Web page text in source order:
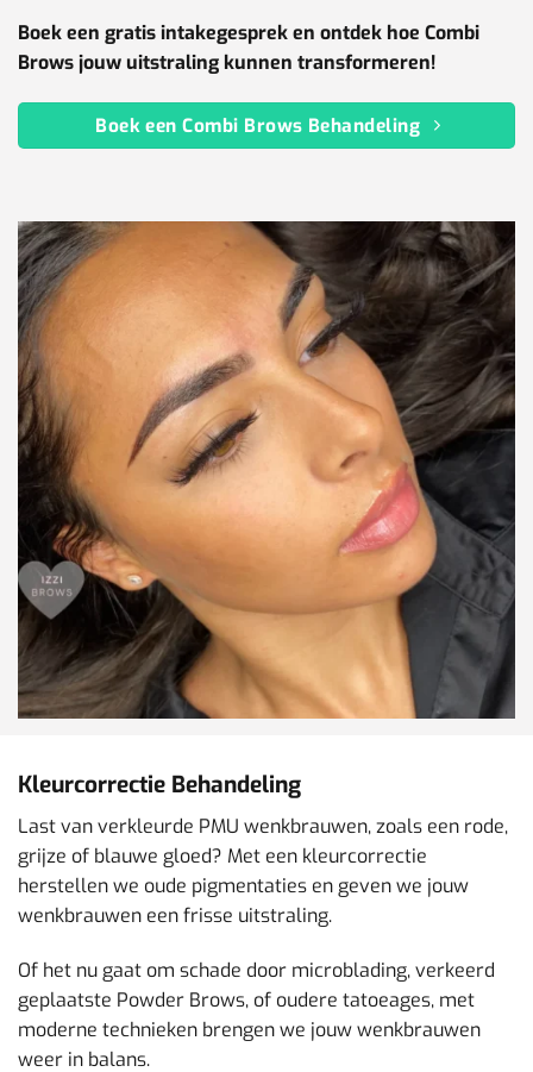
Boek een gratis intakegesprek en ontdek hoe Combi
Brows jouw uitstraling kunnen transformeren!
Boek een Combi Brows Behandeling
Kleurcorrectie Behandeling
Last van verkleurde PMU wenkbrauwen, zoals een rode,
grijze of blauwe gloed? Met een kleurcorrectie
herstellen we oude pigmentaties en geven we jouw
wenkbrauwen een frisse uitstraling.
Of het nu gaat om schade door microblading, verkeerd
geplaatste Powder Brows, of oudere tatoeages, met
moderne technieken brengen we jouw wenkbrauwen
weer in balans.